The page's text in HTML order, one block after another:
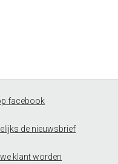
facebook
de nieuwsbrief
klant worden